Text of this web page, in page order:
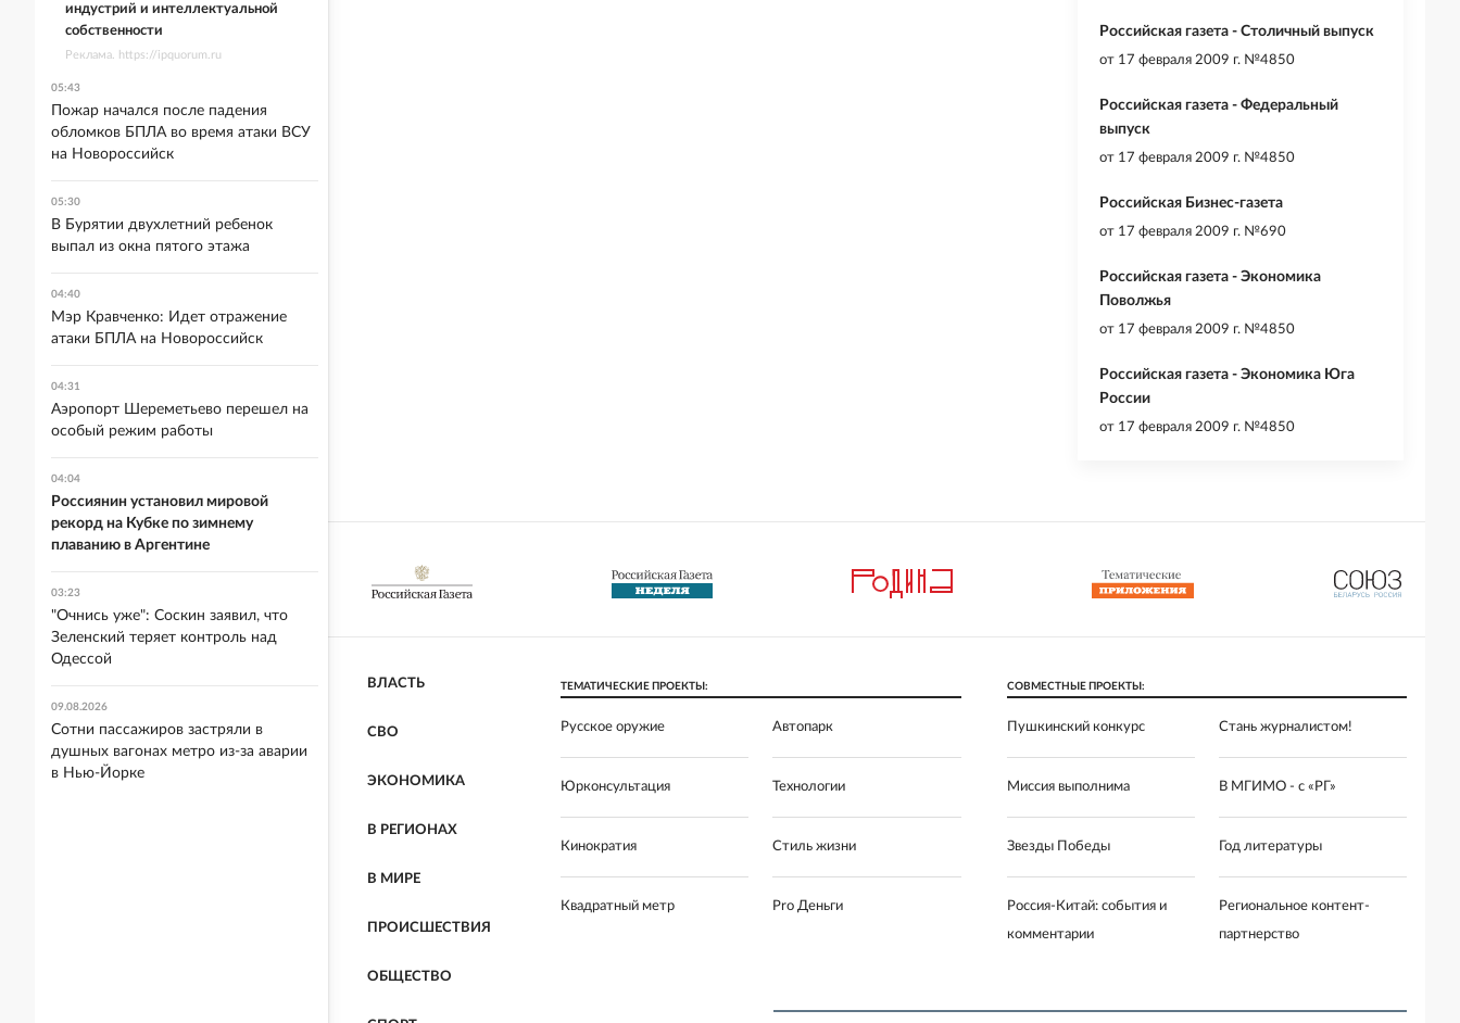
Российская газета - Столичный выпуск
от 17 февраля 2009 г. №4850
Российская газета - Федеральный
выпуск
от 17 февраля 2009 г. №4850
Российская Бизнес-газета
от 17 февраля 2009 г. №690
Российская газета - Экономика
Поволжья
от 17 февраля 2009 г. №4850
Российская газета - Экономика Юга
России
от 17 февраля 2009 г. №4850
ВЛАСТЬ
СВО
ЭКОНОМИКА
В РЕГИОНАХ
В МИРЕ
ПРОИСШЕСТВИЯ
ОБЩЕСТВО
ТЕМАТИЧЕСКИЕ ПРОЕКТЫ:
Русское оружие Автопарк
Юрконсультация Технологии
Кинократия Стиль жизни
Квадратный метр Pro Деньги
СОВМЕСТНЫЕ ПРОЕКТЫ:
Пушкинский конкурс Стань журналистом!
Миссия выполнима В МГИМО - с «РГ»
Звезды Победы Год литературы
Россия-Китай: события и
комментарии
Региональное контент-
партнерство
индустрий и интеллектуальной
собственности
Реклама. https://ipquorum.ru
05:43
Пожар начался после падения
обломков БПЛА во время атаки ВСУ
на Новороссийск
05:30
В Бурятии двухлетний ребенок
выпал из окна пятого этажа
04:40
Мэр Кравченко: Идет отражение
атаки БПЛА на Новороссийск
04:31
Аэропорт Шереметьево перешел на
особый режим работы
04:04
Россиянин установил мировой
рекорд на Кубке по зимнему
плаванию в Аргентине
03:23
"Очнись уже": Соскин заявил, что
Зеленский теряет контроль над
Одессой
09.08.2026
Сотни пассажиров застряли в
душных вагонах метро из-за аварии
в Нью-Йорке